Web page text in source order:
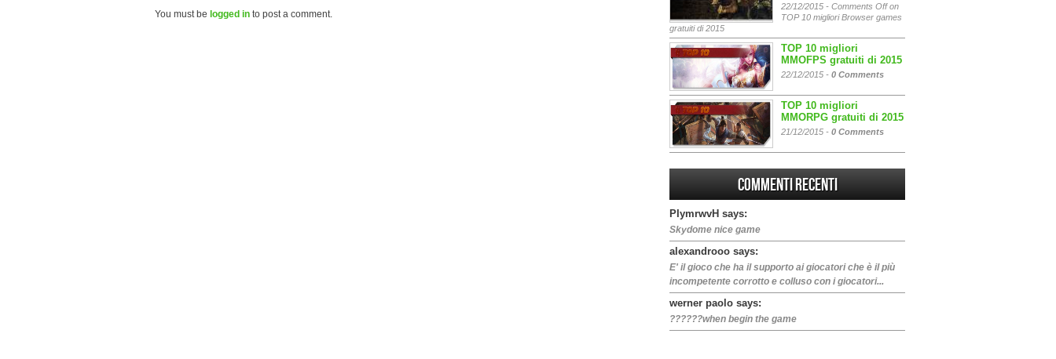
You must be logged in to post a comment.
22/12/2015 - Comments Offon
TOP 10 migliori Browser games
gratuiti di 2015
TOP 10 migliori
MMOFPS gratuiti di 2015
22/12/2015 - 0 Comments
TOP 10 migliori
MMORPG gratuiti di 2015
21/12/2015 - 0 Comments
Commenti Recenti
PIymrwvH says:
Skydome nice game
alexandrooo says:
E' il gioco che ha il supporto ai giocatori che è il più
incompetente corrotto e colluso con i giocatori...
werner paolo says:
??????when begin the game